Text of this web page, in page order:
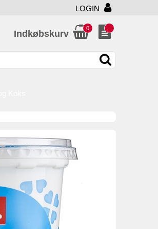
LOGIN
Indkøbskurv
0